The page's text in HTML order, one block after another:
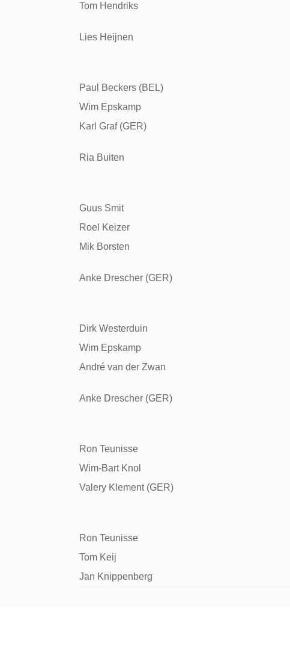
Tom Hendriks
Lies Heijnen
Paul Beckers (BEL)
Wim Epskamp
Karl Graf (GER)
Ria Buiten
Guus Smit
Roel Keizer
Mik Borsten
Anke Drescher (GER)
Dirk Westerduin
Wim Epskamp
André van der Zwan
Anke Drescher (GER)
Ron Teunisse
Wim-Bart Knol
Valery Klement (GER)
Ron Teunisse
Tom Keij
Jan Knippenberg